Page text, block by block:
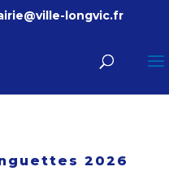
longvic.fr
2026